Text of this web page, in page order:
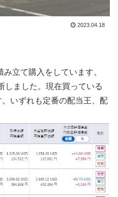
2023.04.18
立て購入をしています。
しました。現在買っている
いずれも定番の配当王、配